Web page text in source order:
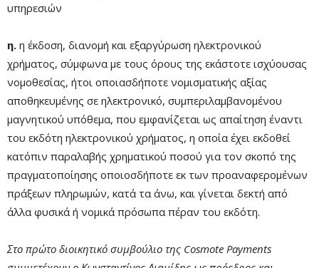
υπηρεσιών
η. η έκδοση, διανομή και εξαργύρωση ηλεκτρονικού
χρήματος, σύμφωνα με τους όρους της εκάστοτε ισχύουσας
νομοθεσίας, ήτοι οποιασδήποτε νομισματικής αξίας
αποθηκευμένης σε ηλεκτρονικό, συμπεριλαμβανομένου
μαγνητικού υπόθεμα, που εμφανίζεται ως απαίτηση έναντι
του εκδότη ηλεκτρονικού χρήματος, η οποία έχει εκδοθεί
κατόπιν παραλαβής χρηματικού ποσού για τον σκοπό της
πραγματοποίησης οποιοσδήποτε εκ των προαναφερομένων
πράξεων πληρωμών, κατά τα άνω, και γίνεται δεκτή από
άλλα φυσικά ή νομικά πρόσωπα πέραν του εκδότη.
Στο πρώτο διοικητικό συμβούλιο της Cosmote Payments